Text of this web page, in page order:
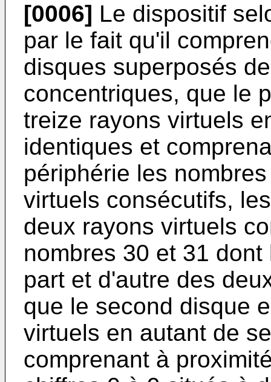
[0006] Le dispositif
par le fait qu'il
disques superposés
concentriques, que le
treize rayons virtuels
identiques et
périphérie les
virtuels consécutifs,
deux rayons virtuels
nombres 30 et 31
part et d'autre des
que le second disque
virtuels en autant de
comprenant à